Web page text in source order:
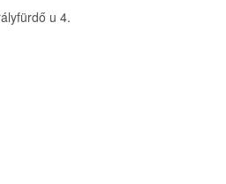
u 4.